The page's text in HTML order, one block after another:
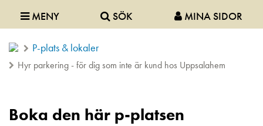
MENY SÖK MINA SIDOR
P-plats & lokaler
Hyr parkering - för dig som inte är kund hos Uppsalahem
Boka den här p-platsen